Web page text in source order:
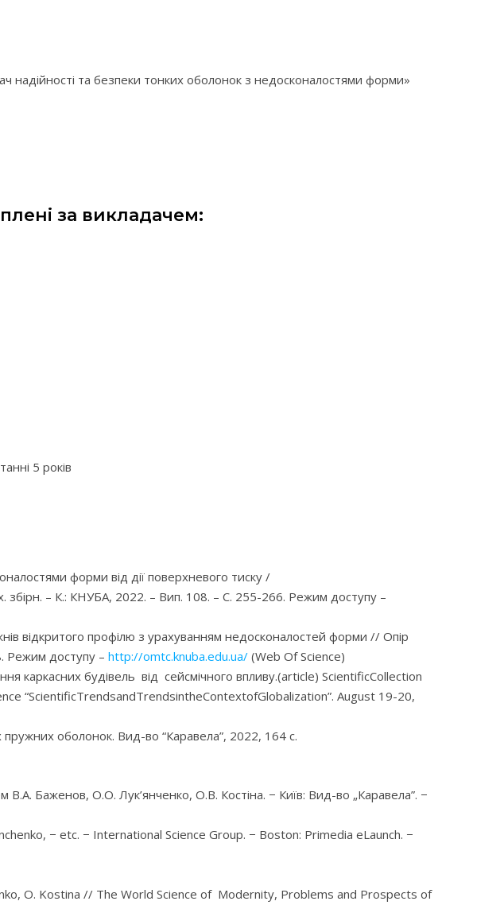
надійності та безпеки тонких оболонок з недосконалостями форми»
за викладачем:
5 років
форми від дії поверхневого тиску /
збірн. – К.: КНУБА, 2022. – Вип. 108. – С. 255-266. Режим доступу –
відкритого профілю з урахуванням недосконалостей форми // Опір
Режим доступу – http://omtc.knuba.edu.ua/ (Web Of Science)
каркасних будівель від сейсмічного впливу.(article) ScientificCollection
“ScientificTrendsandTrendsintheContextofGlobalization”. August 19-20,
оболонок. Вид-во “Каравела”, 2022, 164 с.
Баженов, О.О. Лук’янченко, О.В. Костіна. − Київ: Вид-во „Каравела”. −
− etc. − International Science Group. − Boston: Primedia eLaunch. −
O. Kostina // The World Science of Modernity, Problems and Prospects of